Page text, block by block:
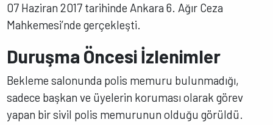
07 Haziran 2017 tarihinde Ankara 6. Ağır Ceza
Mahkemesi’nde gerçekleşti.
Duruşma Öncesi İzlenimler
Bekleme salonunda polis memuru bulunmadığı,
sadece başkan ve üyelerin koruması olarak görev
yapan bir sivil polis memurunun olduğu görüldü.